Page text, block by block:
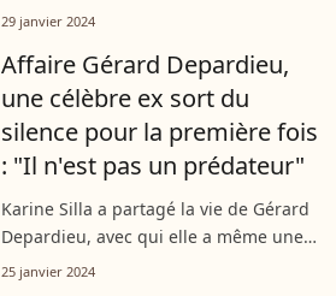
tempête médiatique liée aux
viols contre son père Gérard. Loin de
la...
29 janvier 2024
Affaire Gérard Depardieu,
une célèbre ex sort du
silence pour la première fois
: "Il n'est pas un prédateur"
Karine Silla a partagé la vie de Gérard
Depardieu, avec qui elle a même une
fille, Roxane. Un temps silencieuse face
25 janvier 2024